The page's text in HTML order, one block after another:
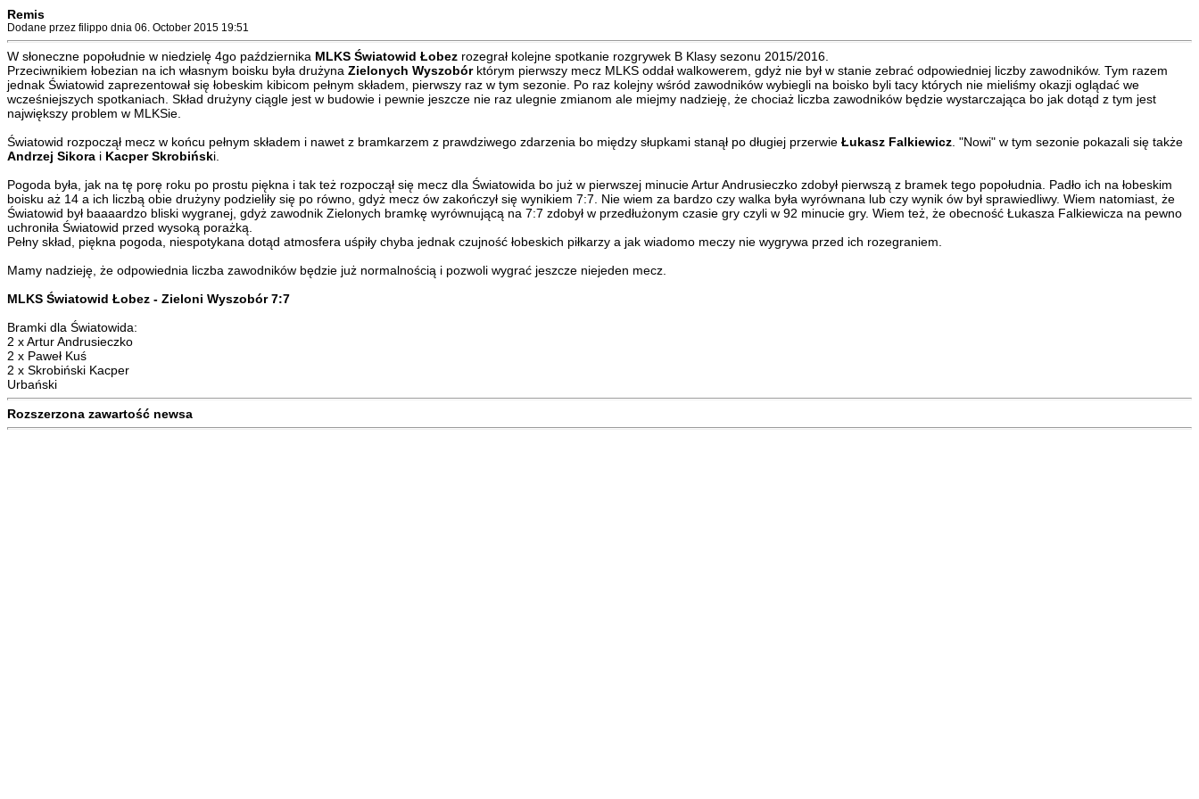
Remis
Dodane przez filippo dnia 06. October 2015 19:51
W słoneczne popołudnie w niedzielę 4go października MLKS Światowid Łobez rozegrał kolejne spotkanie rozgrywek B Klasy sezonu 2015/2016.
Przeciwnikiem łobezian na ich własnym boisku była drużyna Zielonych Wyszobórktórym pierwszy mecz MLKS oddał walkowerem, gdyż nie był w stanie zebrać odpowiedniej liczby zawodników. Tym razem
jednak Światowid zaprezentował się łobeskim kibicom pełnym składem, pierwszy raz w tym sezonie. Po raz kolejny wśród zawodników wybiegli na boisko byli tacy których nie mieliśmy okazji oglądać we
wcześniejszych spotkaniach. Skład drużyny ciągle jest w budowie i pewnie jeszcze nie raz ulegnie zmianom ale miejmy nadzieję, że chociaż liczba zawodników będzie wystarczająca bo jak dotąd z tym jest
największy problem w MLKSie.
Światowid rozpoczął mecz w końcu pełnym składem i nawet z bramkarzem z prawdziwego zdarzenia bo między słupkami stanął po długiej przerwie Łukasz Falkiewicz . "Nowi" w tym sezonie pokazali się także
Andrzej Sikora i Kacper Skrobiński.
Pogoda była, jak na tę porę roku po prostu piękna i tak też rozpoczął się mecz dla Światowida bo już w pierwszej minucie Artur Andrusieczko zdobył pierwszą z bramek tego popołudnia. Padło ich na łobeskim
boisku aż 14 a ich liczbą obie drużyny podzieliły się po równo, gdyż mecz ów zakończył się wynikiem 7:7. Nie wiem za bardzo czy walka była wyrównana lub czy wynik ów był sprawiedliwy. Wiem natomiast, że
Światowid był baaaardzo bliski wygranej, gdyż zawodnik Zielonych bramkę wyrównującą na 7:7 zdobył w przedłużonym czasie gry czyli w 92 minucie gry. Wiem też, że obecność Łukasza Falkiewicza na pewno
uchroniła Światowid przed wysoką porażką.
Pełny skład, piękna pogoda, niespotykana dotąd atmosfera uśpiły chyba jednak czujność łobeskich piłkarzy a jak wiadomo meczy nie wygrywa przed ich rozegraniem.
Mamy nadzieję, że odpowiednia liczba zawodników będzie już normalnością i pozwoli wygrać jeszcze niejeden mecz.
MLKS Światowid Łobez - Zieloni Wyszobór 7:7
Bramki dla Światowida:
2 x Artur Andrusieczko
2 x Paweł Kuś
2 x Skrobiński Kacper
Urbański
Rozszerzona zawartość newsa